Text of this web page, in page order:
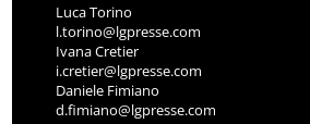
Luca Torino
l.torino@lgpresse.com
Ivana Cretier
i.cretier@lgpresse.com
Daniele Fimiano
d.fimiano@lgpresse.com